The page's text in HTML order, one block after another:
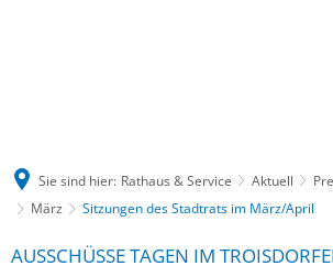
Sie sind hier: Rathaus & Service Aktuell
März
Sitzungen des Stadtrats im März/April
AUSSCHÜSSE TAGEN IM